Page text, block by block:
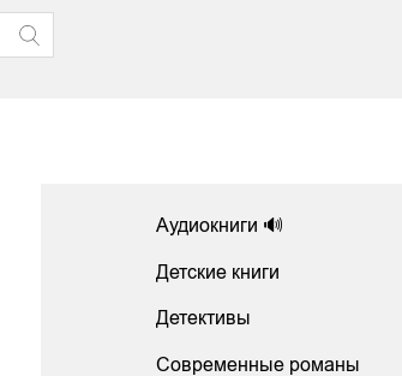
Аудиокниги 🔊
Детские книги
Детективы
Современные романы